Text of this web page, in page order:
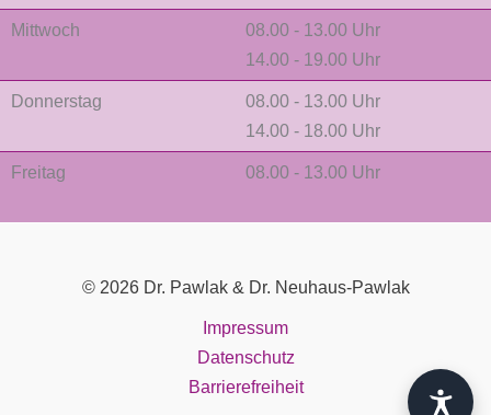
Mittwoch
08.00 - 13.00 Uhr
14.00 - 19.00 Uhr
Donnerstag
08.00 - 13.00 Uhr
14.00 - 18.00 Uhr
Freitag 08.00 - 13.00 Uhr
© 2026 Dr. Pawlak & Dr. Neuhaus-Pawlak
Impressum
Datenschutz
Barrierefreiheit